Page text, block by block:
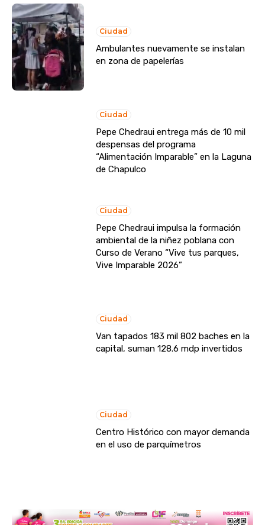
Ciudad
Ambulantes nuevamente se instalan
en zona de papelerías
Ciudad
Pepe Chedraui entrega más de 10 mil
despensas del programa
“Alimentación Imparable” en la Laguna
de Chapulco
Ciudad
Pepe Chedraui impulsa la formación
ambiental de la niñez poblana con
Curso de Verano “Vive tus parques,
Vive Imparable 2026”
Ciudad
Van tapados 183 mil 802 baches en la
capital, suman 128.6 mdp invertidos
Ciudad
Centro Histórico con mayor demanda
en el uso de parquímetros